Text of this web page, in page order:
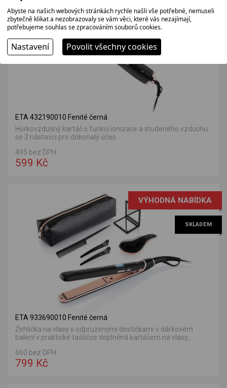
SKLADEM
ETA 432190010 Fenité černá
Horkovzdušný kartáč s funkcí ionizace a studeného vzduchu
se 3 nástavci pro dokonalý účes.
495 bez DPH
599 Kč
VÝHODNÁ NABÍDKA
SKLADEM
ETA 933690010 Fenité černá
Žehlička na vlasy s odpruženými destičkami v dárkovém
balení v praktické taštičce doplněná kartáčem na vlasy,...
660 bez DPH
799 Kč
Abyste na našich webových stránkách rychle našli vše potřebné, nemuseli
zbytečně klikat a nezobrazovaly se vám věci, které vás nezajímají,
potřebujeme souhlas se zpracováním souborů cookies.
Nastavení Povolit všechny cookies